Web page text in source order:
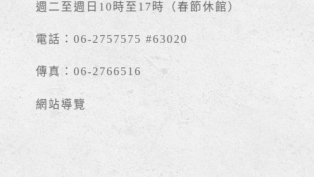
週二至週日10時至17時（春節休館）
電話：06-2757575 #63020
傳真：06-2766516
網站導覽